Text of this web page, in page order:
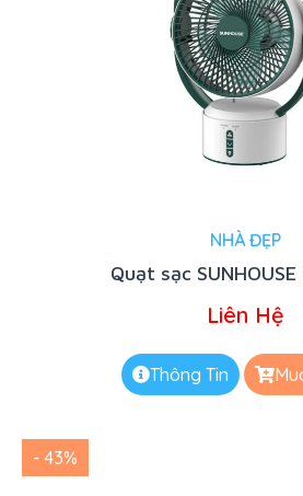
NHÀ ĐẸP
Quạt sạc SUNHOUSE
Liên Hệ
Thông Tin
- 43%